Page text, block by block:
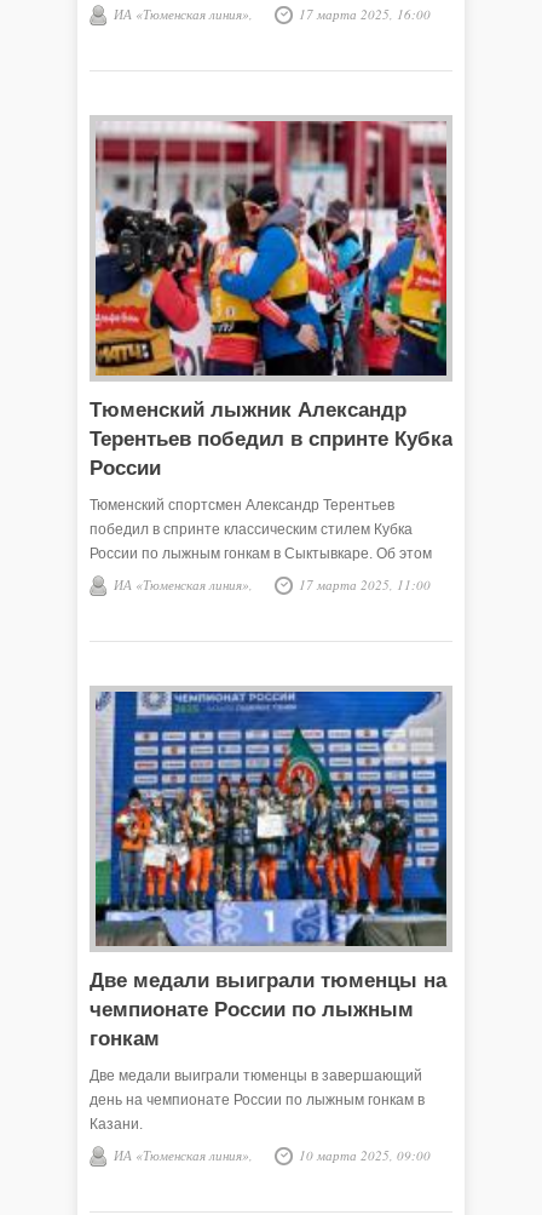
ИА «Тюменская линия», 17 марта 2025, 16:00
Тюменский лыжник Александр
Терентьев победил в спринте Кубка
России
Тюменский спортсмен Александр Терентьев
победил в спринте классическим стилем Кубка
России по лыжным гонкам в Сыктывкаре. Об этом
сообщил губернатор Тюменской области Александр
ИА «Тюменская линия», 17 марта 2025, 11:00
Две медали выиграли тюменцы на
чемпионате России по лыжным
гонкам
Две медали выиграли тюменцы в завершающий
день на чемпионате России по лыжным гонкам в
Казани.
ИА «Тюменская линия», 10 марта 2025, 09:00